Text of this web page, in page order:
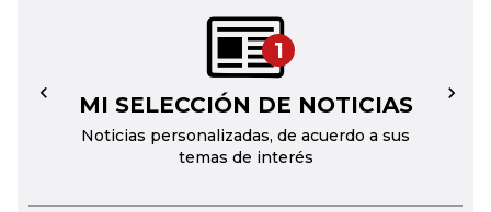
1
MI SELECCIÓN DE NOTICIAS
Noticias personalizadas, de acuerdo a sus
temas de interés
← →